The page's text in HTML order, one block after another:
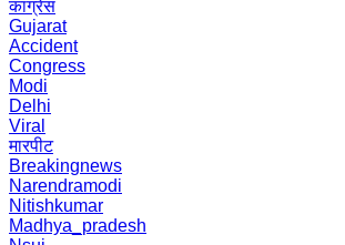
कांग्रेस
Gujarat
Accident
Congress
Modi
Delhi
Viral
मारपीट
Breakingnews
Narendramodi
Nitishkumar
Madhya_pradesh